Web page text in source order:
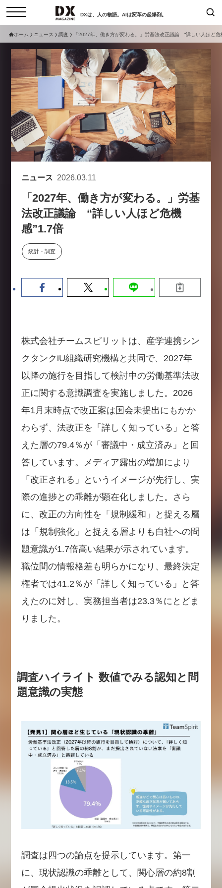
DXは、人の物語。AIは変革の起爆剤。
コラム インタビュー
セミナー ニュース
サービスメニュー 日本オムニチャネル協会
トップページ
特集
動画
サイトマップ
お問い合わせ
個人情報保護法について
採用情報
検索
現在開催予定のセミナー
セミナー
【8/12開催】「イノベーションを
数値化する」～投資される事業の
学ぶ資金調達・巻き込みのリアル
2026-06-10
セミナー
ホーム ニュース 調査 「2027年、働き方が変わる。」労基法改正議論 “詳しい人ほど危
ニュース 2026.03.11
「2027年、働き方が変わる。」労基
法改正議論 “詳しい人ほど危機
感”1.7倍
統計・調査
株式会社チームスピリットは、産学連携シン
クタンクiU組織研究機構と共同で、2027年
以降の施行を目指して検討中の労働基準法改
正に関する意識調査を実施しました。2026
年1月末時点で改正案は国会未提出にもかか
わらず、法改正を「詳しく知っている」と答
えた層の79.4％が「審議中・成立済み」と回
答しています。メディア露出の増加により
「改正される」というイメージが先行し、実
際の進捗との乖離が顕在化しました。さら
に、改正の方向性を「規制緩和」と捉える層
は「規制強化」と捉える層よりも自社への問
題意識が1.7倍高い結果が示されています。
職位間の情報格差も明らかになり、最終決定
権者では41.2％が「詳しく知っている」と答
えたのに対し、実務担当者は23.3％にとどま
りました。
調査ハイライト 数値でみる認知と問
題意識の実態
調査は四つの論点を提示しています。第一
に、現状認識の乖離として、関心層の約8割